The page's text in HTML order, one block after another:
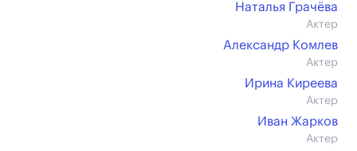
Наталья Грачёва
Актер
Александр Комлев
Актер
Ирина Киреева
Актер
Иван Жарков
Актер